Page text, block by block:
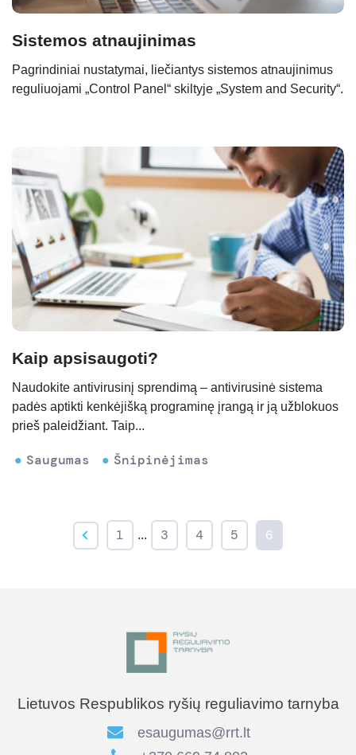
Sistemos atnaujinimas
Pagrindiniai nustatymai, liečiantys sistemos atnaujinimus
reguliuojami „Control Panel“ skiltyje „System and Security“.
Kaip apsisaugoti?
Naudokite antivirusinį sprendimą – antivirusinė sistema
padės aptikti kenkėjišką programinę įrangą ir ją užblokuos
prieš paleidžiant. Taip...
Saugumas Šnipinėjimas
1 ... 3 4 5 6
Lietuvos Respublikos ryšių reguliavimo tarnyba
esaugumas@rrt.lt